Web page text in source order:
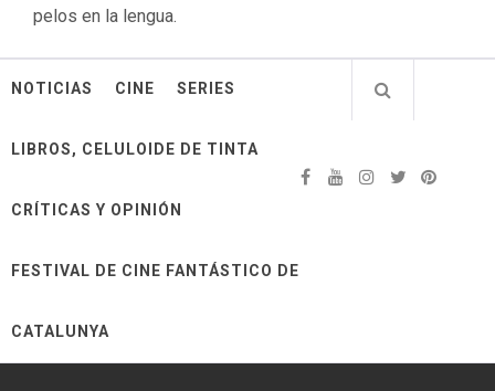
pelos en la lengua.
NOTICIAS CINE SERIES
LIBROS, CELULOIDE DE TINTA
CRÍTICAS Y OPINIÓN
FESTIVAL DE CINE FANTÁSTICO DE
CATALUNYA